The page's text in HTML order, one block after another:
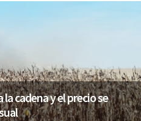
cadena y el precio se